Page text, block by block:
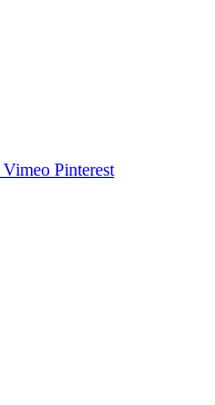
Vimeo Pinterest